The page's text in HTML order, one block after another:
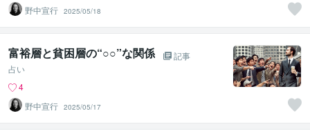
野中宣行 2025/05/18
富裕層と貧困層の“○○”な関係
記事
占い
4
野中宣行 2025/05/17